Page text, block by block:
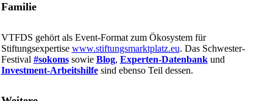
Familie
VTFDS gehört als Event-Format zum Ökosystem für
Stiftungsexpertise www.stiftungsmarktplatz.eu. Das Schwester-
Festival #sokomssowie Blog, Experten-Datenbankund
Investment-Arbeitshilfesind ebenso Teil dessen.